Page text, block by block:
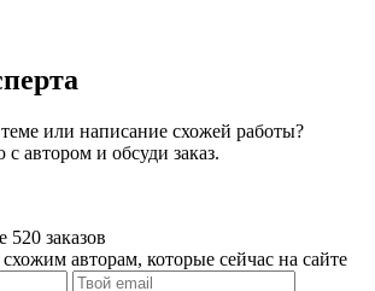
или написание схожей работы?
автором и обсуди заказ.
520 заказов
авторам, которые сейчас на сайте